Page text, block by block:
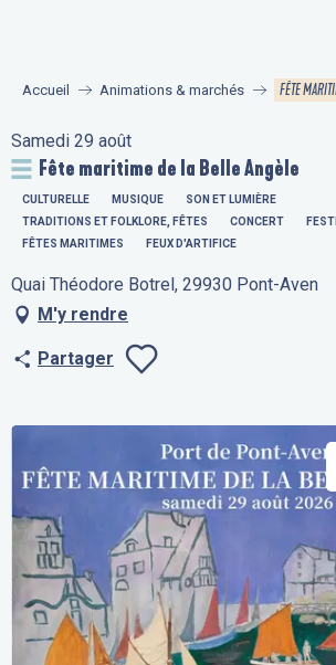
principal
Accueil Animations & marchés FÊTE
Samedi 29 août
Fête maritime de la Belle Angèle
CULTURELLE MUSIQUE
SON ET LUMIÈRE
TRADITIONS ET FOLKLORE, FÊTES
CONCERT
FÊTES MARITIMES
FEUX D'ARTIFICE
Quai Théodore Botrel, 29930 Pont-Aven
M'y rendre
Partager